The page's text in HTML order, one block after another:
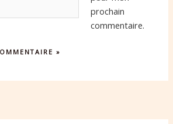
prochain
commentaire.